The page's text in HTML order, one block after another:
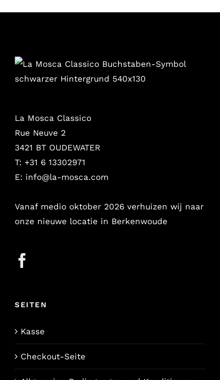
La Mosca Classico
Rue Neuve 2
3421 BT OUDEWATER
T: +31 6 13302971
E: info@la-mosca.com
Vanaf medio oktober 2026 verhuizen wij naar
onze nieuwe locatie in Berkenwoude
SEITEN
Kasse
Checkout-Seite